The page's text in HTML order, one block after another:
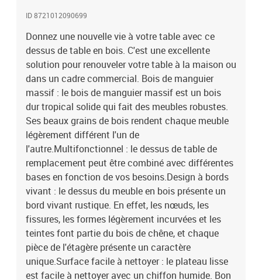
ID 8721012090699
Donnez une nouvelle vie à votre table avec ce
dessus de table en bois. C'est une excellente
solution pour renouveler votre table à la maison ou
dans un cadre commercial. Bois de manguier
massif : le bois de manguier massif est un bois
dur tropical solide qui fait des meubles robustes.
Ses beaux grains de bois rendent chaque meuble
légèrement différent l'un de
l'autre.Multifonctionnel : le dessus de table de
remplacement peut être combiné avec différentes
bases en fonction de vos besoins.Design à bords
vivant : le dessus du meuble en bois présente un
bord vivant rustique. En effet, les nœuds, les
fissures, les formes légèrement incurvées et les
teintes font partie du bois de chêne, et chaque
pièce de l'étagère présente un caractère
unique.Surface facile à nettoyer : le plateau lisse
est facile à nettoyer avec un chiffon humide. Bon